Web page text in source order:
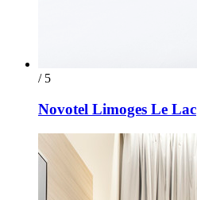
/ 5
Novotel Limoges Le Lac